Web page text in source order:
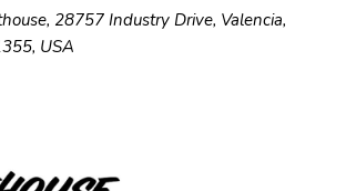
28757 Industry Drive, Valencia,
USA